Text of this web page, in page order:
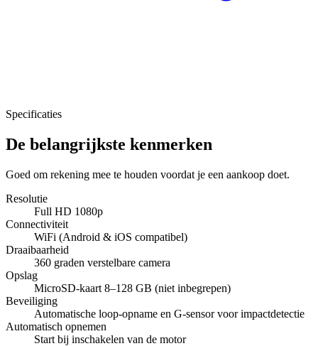
Specificaties
De belangrijkste kenmerken
Goed om rekening mee te houden voordat je een aankoop doet.
Resolutie
Full HD 1080p
Connectiviteit
WiFi (Android & iOS compatibel)
Draaibaarheid
360 graden verstelbare camera
Opslag
MicroSD-kaart 8–128 GB (niet inbegrepen)
Beveiliging
Automatische loop-opname en G-sensor voor impactdetectie
Automatisch opnemen
Start bij inschakelen van de motor